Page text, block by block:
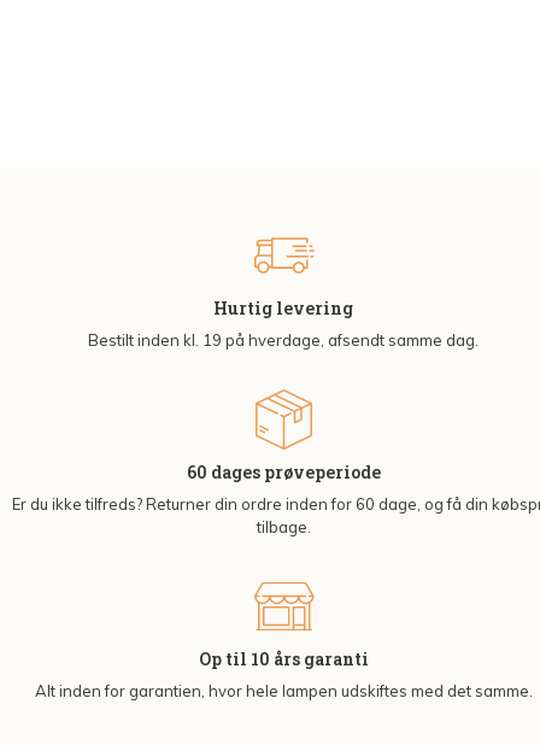
Hurtig levering
Bestilt inden kl. 19 på hverdage, afsendt samme dag.
60 dages prøveperiode
Er du ikke tilfreds? Returner din ordre inden for 60 dage, og få din
tilbage.
Op til 10 års garanti
Alt inden for garantien, hvor hele lampen udskiftes med det samme.